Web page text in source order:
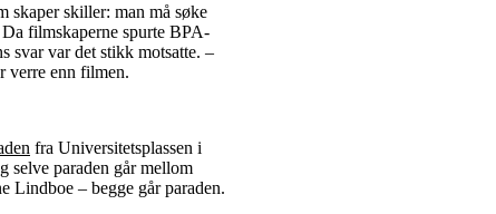
skaper skiller: man må søke
filmskaperne spurte BPA-
svar var det stikk motsatte. –
verre enn filmen.
fra Universitetsplassen i
selve paraden går mellom
Lindboe – begge går paraden.